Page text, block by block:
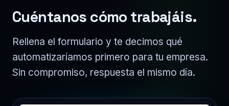
Cuéntanos cómo trabajáis.
Rellena el formulario y te decimos qué
automatizaríamos primero para tu empresa.
Sin compromiso, respuesta el mismo día.